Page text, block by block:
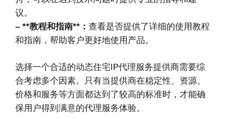
议。
– **教程和指南**： 查看是否提供了详细的使用教程
和指南，帮助客户更好地使用产品。
选择一个合适的动态住宅IP代理服务提供商需要综
合考虑多个因素。只有当提供商在稳定性、资源、
价格和服务等方面都达到了较高的标准时，才能确
保用户得到满意的代理服务体验。